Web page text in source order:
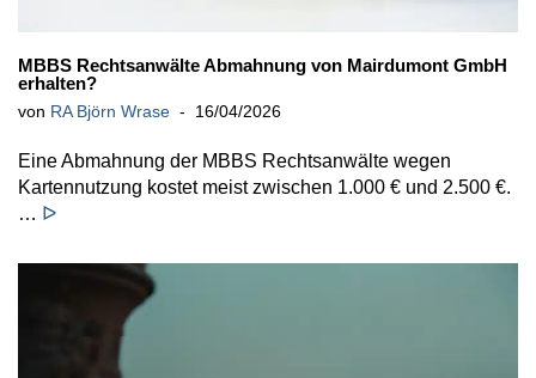
MBBS Rechtsanwälte Abmahnung von Mairdumont GmbH
erhalten?
von RA Björn Wrase 16/04/2026
Eine Abmahnung der MBBS Rechtsanwälte wegen
Kartennutzung kostet meist zwischen 1.000 € und 2.500 €.
… ᐅ